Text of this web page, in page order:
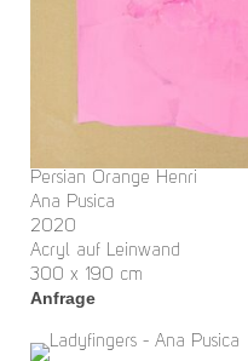
Persian Orange Henri
Ana Pusica
2020
Acryl auf Leinwand
300 x 190 cm
Anfrage